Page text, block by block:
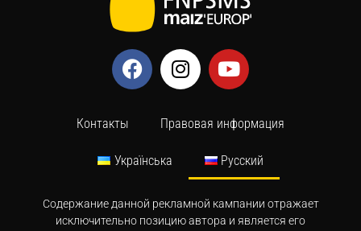
Контакты Правовая информация
Українська Русский
Содержание данной рекламной кампании отражает
исключительно позицию автора и является его